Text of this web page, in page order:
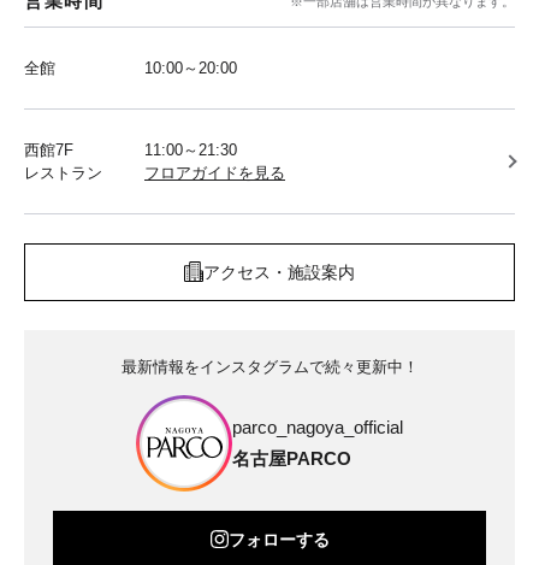
全館 10:00～20:00
西館7F
レストラン
11:00～21:30
フロアガイドを見る
アクセス・施設案内
最新情報をインスタグラムで続々更新中！
parco_nagoya_official
名古屋PARCO
フォローする